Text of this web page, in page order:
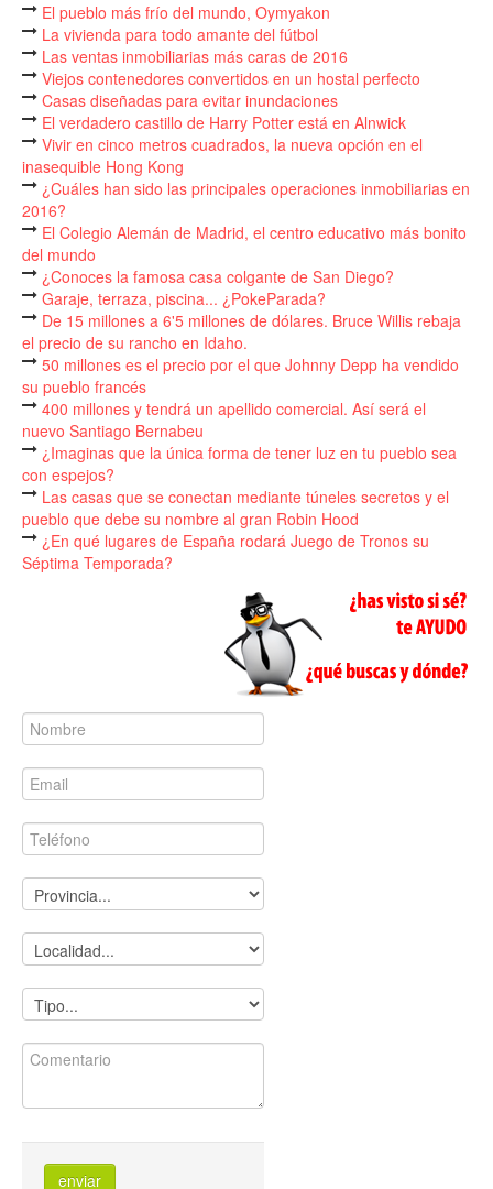
El pueblo más frío del mundo, Oymyakon
La vivienda para todo amante del fútbol
Las ventas inmobiliarias más caras de 2016
Viejos contenedores convertidos en un hostal perfecto
Casas diseñadas para evitar inundaciones
El verdadero castillo de Harry Potter está en Alnwick
Vivir en cinco metros cuadrados, la nueva opción en el
inasequible Hong Kong
¿Cuáles han sido las principales operaciones inmobiliarias en
2016?
El Colegio Alemán de Madrid, el centro educativo más bonito
del mundo
¿Conoces la famosa casa colgante de San Diego?
Garaje, terraza, piscina... ¿PokeParada?
De 15 millones a 6'5 millones de dólares. Bruce Willis rebaja
el precio de su rancho en Idaho.
50 millones es el precio por el que Johnny Depp ha vendido
su pueblo francés
400 millones y tendrá un apellido comercial. Así será el
nuevo Santiago Bernabeu
¿Imaginas que la única forma de tener luz en tu pueblo sea
con espejos?
Las casas que se conectan mediante túneles secretos y el
pueblo que debe su nombre al gran Robin Hood
¿En qué lugares de España rodará Juego de Tronos su
Séptima Temporada?
Vender cafés desde una cabina de teléfono
Un gimnasio con una piscina gigante donde antes sólo se
enviar